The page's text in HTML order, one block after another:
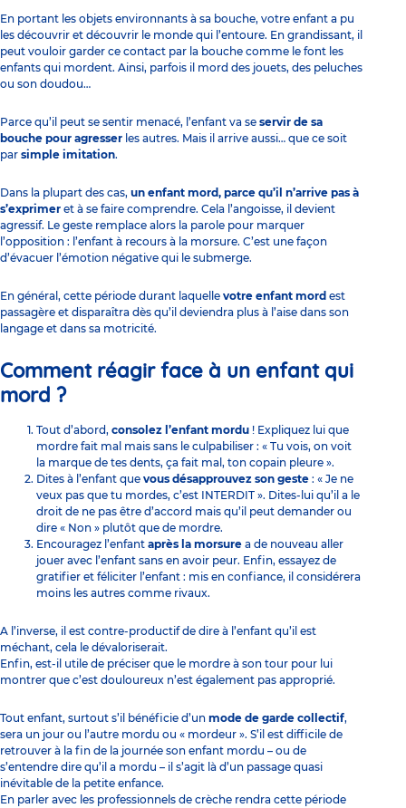
En portant les objets environnants à sa bouche, votre enfant a pu
les découvrir et découvrir le monde qui l’entoure. En grandissant, il
peut vouloir garder ce contact par la bouche comme le font les
enfants qui mordent. Ainsi, parfois il mord des jouets, des peluches
ou son doudou…
Parce qu’il peut se sentir menacé, l’enfant va se servir de sa
bouche pour agresser les autres. Mais il arrive aussi… que ce soit
par simple imitation.
Dans la plupart des cas, un enfant mord, parce qu’il n’arrive pas à
s’exprimer et à se faire comprendre. Cela l’angoisse, il devient
agressif. Le geste remplace alors la parole pour marquer
l’opposition : l’enfant à recours à la morsure. C’est une façon
d’évacuer l’émotion négative qui le submerge.
En général, cette période durant laquelle votre enfant mord est
passagère et disparaîtra dès qu’il deviendra plus à l’aise dans son
langage et dans sa motricité.
Comment réagir face à un enfant qui
mord ?
Tout d’abord, consolez l’enfant mordu ! Expliquez lui que
mordre fait mal mais sans le culpabiliser : « Tu vois, on voit
la marque de tes dents, ça fait mal, ton copain pleure ».
Dites à l’enfant que vous désapprouvez son geste : « Je ne
veux pas que tu mordes, c’est INTERDIT ». Dites-lui qu’il a le
droit de ne pas être d’accord mais qu’il peut demander ou
dire « Non » plutôt que de mordre.
Encouragez l’enfant après la morsure a de nouveau aller
jouer avec l’enfant sans en avoir peur. Enfin, essayez de
gratifier et féliciter l’enfant : mis en confiance, il considérera
moins les autres comme rivaux.
A l’inverse, il est contre-productif de dire à l’enfant qu’il est
méchant, cela le dévaloriserait.
Enfin, est-il utile de préciser que le mordre à son tour pour lui
montrer que c’est douloureux n’est également pas approprié.
Tout enfant, surtout s’il bénéficie d’un mode de garde collectif,
sera un jour ou l’autre mordu ou « mordeur ». S’il est difficile de
retrouver à la fin de la journée son enfant mordu – ou de
s’entendre dire qu’il a mordu – il s’agit là d’un passage quasi
inévitable de la petite enfance.
En parler avec les professionnels de crèche rendra cette période